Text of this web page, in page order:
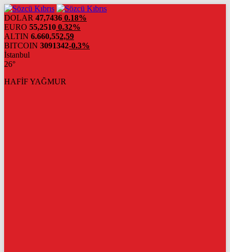
DOLAR 47,7436 0.18%
EURO 55,2510 0.32%
ALTIN 6.660,552,59
BITCOIN 3091342-0.3%
İstanbul
26°
HAFİF YAĞMUR